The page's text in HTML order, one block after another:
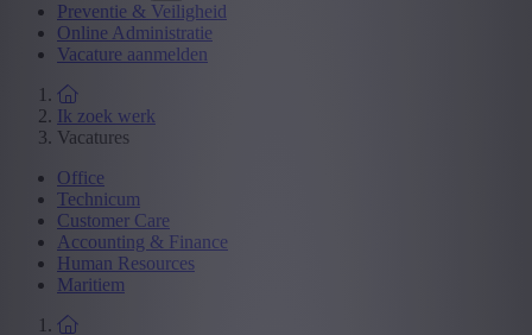
Preventie & Veiligheid
Online Administratie
Vacature aanmelden
Ik zoek werk
Vacatures
Office
Technicum
Customer Care
Accounting & Finance
Human Resources
Maritiem